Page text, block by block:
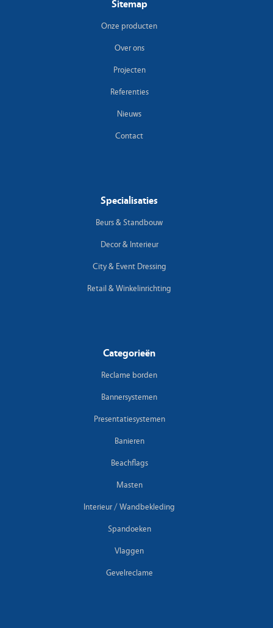
Sitemap
Onze producten
Over ons
Projecten
Referenties
Nieuws
Contact
Specialisaties
Beurs & Standbouw
Decor & Interieur
City & Event Dressing
Retail & Winkelinrichting
Categorieën
Reclame borden
Bannersystemen
Presentatiesystemen
Banieren
Beachflags
Masten
Interieur / Wandbekleding
Spandoeken
Vlaggen
Gevelreclame